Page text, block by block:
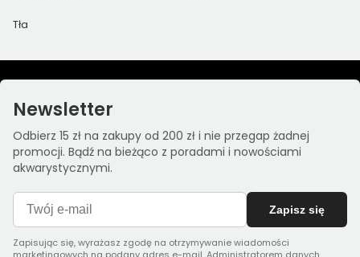
Tła
Newsletter
Odbierz 15 zł na zakupy od 200 zł i nie przegap żadnej
promocji. Bądź na bieżąco z poradami i nowościami
akwarystycznymi.
Zapisz się
Zapisując się, wyrażasz zgodę na otrzymywanie wiadomości